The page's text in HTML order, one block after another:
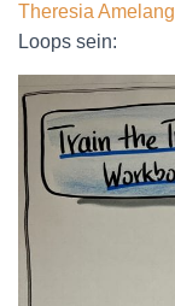
Theresia Amelang
Loops sein: